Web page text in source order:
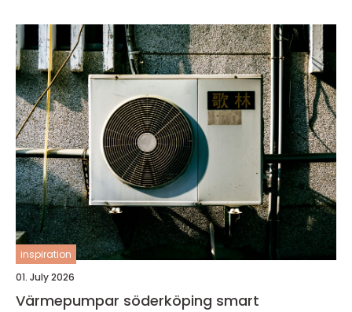
inspiration
01. July 2026
Värmepumpar söderköping smart